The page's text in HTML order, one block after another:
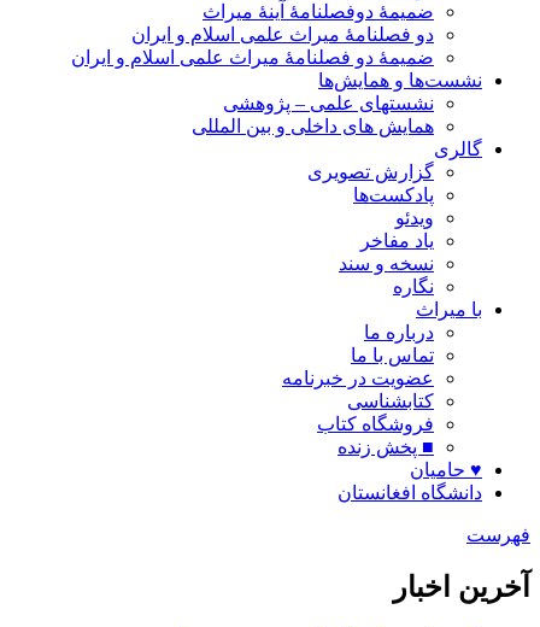
ضمیمۀ دوفصلنامۀ آینۀ میراث
دو فصلنامۀ میراث علمی اسلام و ایران
ضمیمۀ دو فصلنامۀ میراث علمی اسلام و ایران
نشست‌ها و همایش‌ها
نشستهای علمی – پژوهشی
همایش های داخلی و بین المللی
گالری
گزارش تصویری
پادکست‌ها
ویدئو
یاد مفاخر
نسخه و سند
نگاره
با میراث
درباره ما
تماس با ما
عضویت در خبرنامه
کتابشناسی
فروشگاه کتاب
■ پخش زنده
♥ حامیان
دانشگاه افغانستان
فهرست
آخرین اخبار